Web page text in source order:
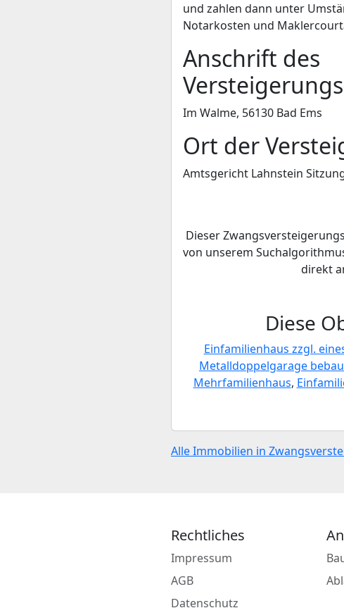
und zahlen dann unter
Notarkosten und
Anschrift des
Im Walme, 56130 Bad Ems
Ort der
Amtsgericht Lahnstein
Dieser
von unserem
direkt
Diese
Einfamilienhaus zzgl.
Metalldoppelgarage
Mehrfamilienhaus,
Alle Immobilien in
Rechtliches
Impressum
AGB
Datenschutz